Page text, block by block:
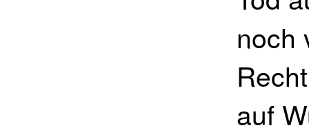
noch
auf